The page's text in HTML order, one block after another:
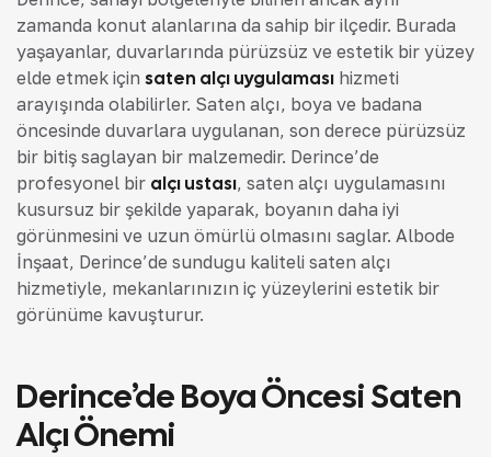
zamanda konut alanlarına da sahip bir ilçedir. Burada
yaşayanlar, duvarlarında pürüzsüz ve estetik bir yüzey
elde etmek için saten alçı uygulaması hizmeti
arayışında olabilirler. Saten alçı, boya ve badana
öncesinde duvarlara uygulanan, son derece pürüzsüz
bir bitiş sağlayan bir malzemedir. Derince’de
profesyonel bir alçı ustası, saten alçı uygulamasını
kusursuz bir şekilde yaparak, boyanın daha iyi
görünmesini ve uzun ömürlü olmasını sağlar. Albode
İnşaat, Derince’de sunduğu kaliteli saten alçı
hizmetiyle, mekanlarınızın iç yüzeylerini estetik bir
görünüme kavuşturur.
Derince’de Boya Öncesi Saten
Alçı Önemi